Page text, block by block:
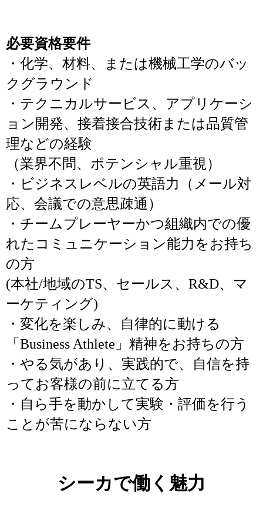
必要資格要件
・化学、材料、または機械工学のバッ
クグラウンド
・テクニカルサービス、アプリケーシ
ョン開発、接着接合技術または品質管
理などの経験
（業界不問、ポテンシャル重視）
・ビジネスレベルの英語力（メール対
応、会議での意思疎通）
・チームプレーヤーかつ組織内での優
れたコミュニケーション能力をお持ち
の方
(本社/地域のTS、セールス、R&D、マ
ーケティング)
・変化を楽しみ、自律的に動ける
「Business Athlete」精神をお持ちの方
・やる気があり、実践的で、自信を持
ってお客様の前に立てる方
・自ら手を動かして実験・評価を行う
ことが苦にならない方
シーカで働く魅力